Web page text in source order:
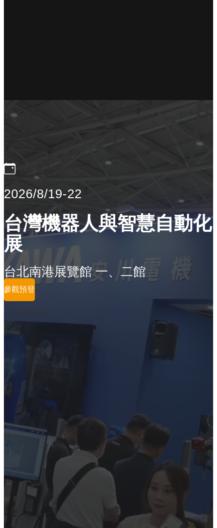
2026/8/19-22
台灣機器人與智慧自動化
展
台北南港展覽館 一、二館
參觀預登
參展商列表